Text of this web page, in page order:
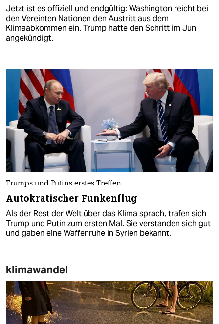
Jetzt ist es offiziell und endgültig: Washington reicht bei
den Vereinten Nationen den Austritt aus dem
Klimaabkommen ein. Trump hatte den Schritt im Juni
angekündigt.
Trumps und Putins erstes Treffen
Autokratischer Funkenflug
Als der Rest der Welt über das Klima sprach, trafen sich
Trump und Putin zum ersten Mal. Sie verstanden sich gut
und gaben eine Waffenruhe in Syrien bekannt.
klimawandel